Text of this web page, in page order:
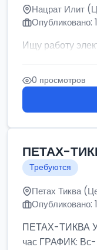
Нацрат Илит
Опубликовано:
Ищу работу
0 просмотров
ПЕТАХ-
Требуются
Петах Тиква
Опубликовано:
ПЕТАХ-ТИКВА
час ГРАФИК: